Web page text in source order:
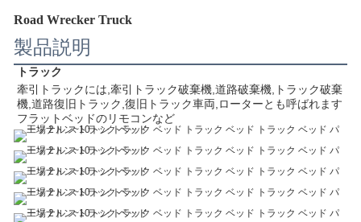
Road Wrecker Truck
製品説明
トラック
牽引トラックには,牽引トラック破棄機,道路破棄機,トラック破棄
機,道路復旧トラック,復旧トラック車両,ローターとも呼ばれます
フラットベッドのリモコンなど